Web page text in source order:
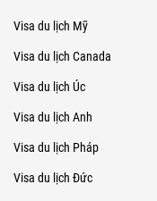
Visa du lịch Mỹ
Visa du lịch Canada
Visa du lịch Úc
Visa du lịch Anh
Visa du lịch Pháp
Visa du lịch Đức